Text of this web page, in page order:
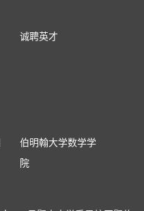
诚聘英才
伯明翰大学数学学
院